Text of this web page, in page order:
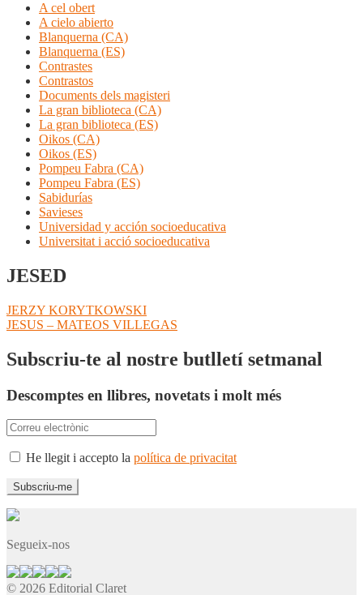
A cel obert
A cielo abierto
Blanquerna (CA)
Blanquerna (ES)
Contrastes
Contrastos
Documents dels magisteri
La gran biblioteca (CA)
La gran biblioteca (ES)
Oikos (CA)
Oikos (ES)
Pompeu Fabra (CA)
Pompeu Fabra (ES)
Sabidurías
Savieses
Universidad y acción socioeducativa
Universitat i acció socioeducativa
JESED
Navegació
d'entrades
Entrada
anterior:
JERZY KORYTKOWSKI
Pròxima
JESUS – MATEOS VILLEGAS
Subscriu-te al nostre butlletí setmanal
Descomptes en llibres, novetats i molt més
He llegit i accepto la política de privacitat
Segueix-nos
© 2026 Editorial Claret